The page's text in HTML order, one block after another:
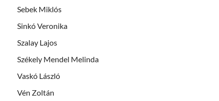
Sebek Miklós
Sinkó Veronika
Szalay Lajos
Székely Mendel Melinda
Vaskó László
Vén Zoltán